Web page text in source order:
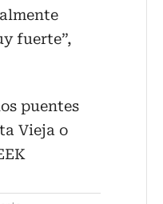
fuerte”,
puentes
Vieja o